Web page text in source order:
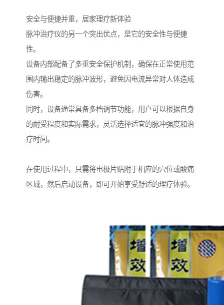
安全与便捷并重，居家理疗新体验
脉冲治疗仪的另一个突出优点，是它的安全性与便捷
性。
设备内部配备了多重安全保护机制，确保在正常使用范
围内输出稳定的脉冲波形，避免因电流异常对人体造成
伤害。
同时，设备通常具备多档调节功能，用户可以根据自身
的耐受程度和实际需求，灵活选择适宜的脉冲强度和治
疗时间。
在使用过程中，只需将电极片贴附于相应的穴位或酸痛
区域，然后启动设备，即可开始享受舒适的理疗体验。